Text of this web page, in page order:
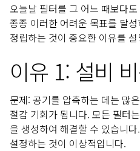
오늘날 필터를 그 어느 때보다
종종 이러한 어려운 목표를 달
정립하는 것이 중요한 이유를
이유 1: 설비
문제: 공기를 압축하는 데는 많
절감 기회가 됩니다. 모든 필터
을 생성하여 해결할 수 있습니
설정하는 것이 이상적입니다.